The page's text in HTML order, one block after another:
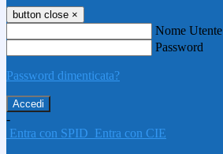
button close ×
Nome Utente
Password
Password dimenticata?
-
Entra con SPID Entra con CIE